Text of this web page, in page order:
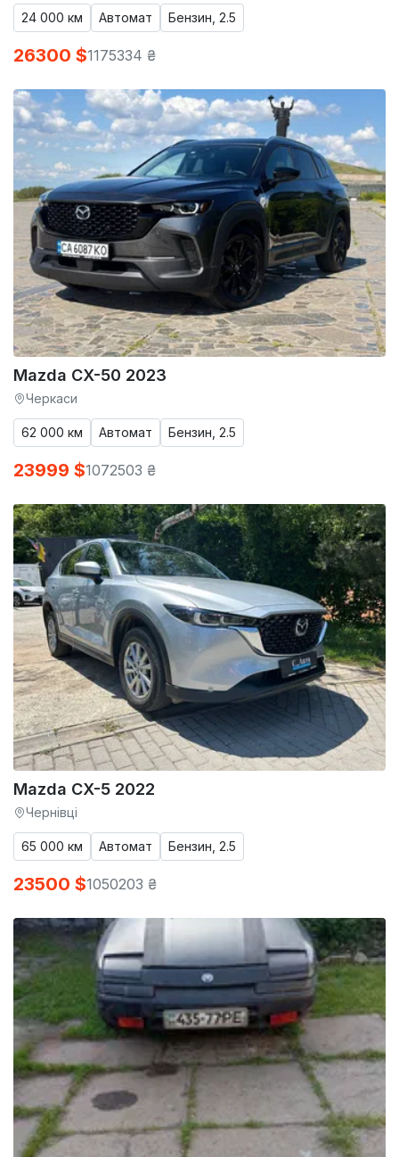
24 000 км Автомат Бензин, 2.5
26300 $1175334 ₴
Mazda CX-50 2023
Черкаси
62 000 км Автомат Бензин, 2.5
23999 $1072503 ₴
Mazda CX-5 2022
Чернівці
65 000 км Автомат Бензин, 2.5
23500 $1050203 ₴